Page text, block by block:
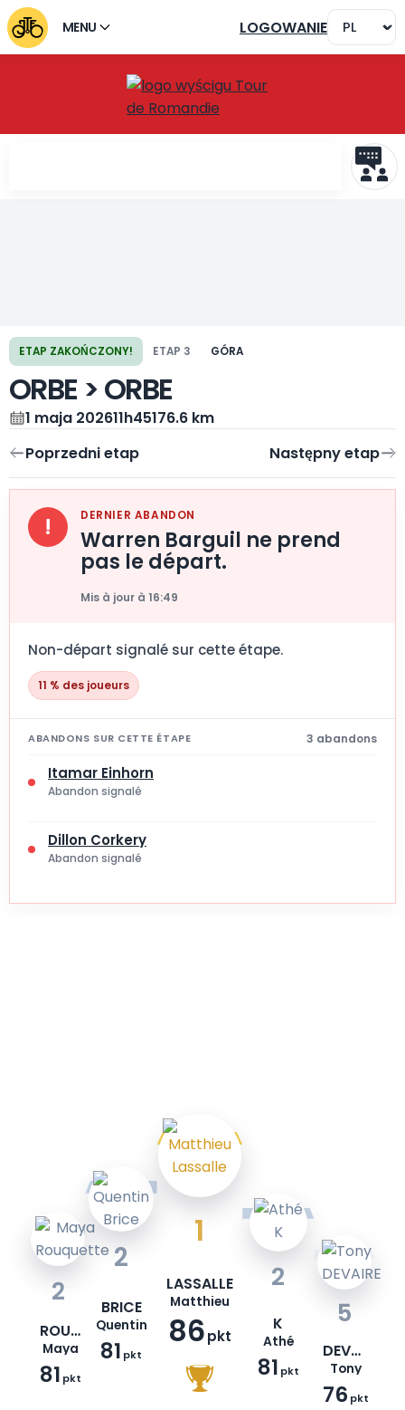
MENU LOGOWANIE
ETAP ZAKOŃCZONY! ETAP 3 GÓRA
ORBE > ORBE
1 maja 202611h45176.6 km
Poprzedni etap Następny etap
! DERNIER ABANDON
Warren Barguil ne prend
pas le départ.
Mis à jour à 16:49
Non-départ signalé sur cette étape.
11 % des joueurs
ABANDONS SUR CETTE ÉTAPE 3 abandons
Itamar Einhorn
Abandon signalé
Dillon Corkery
Abandon signalé
1
LASSALLE
Matthieu
86pkt
2
BRICE
Quentin
81 pkt
2
K
Athé
81 pkt
2
ROUQUETTE
Maya
81 pkt
5
DEVAIRE
Tony
76 pkt